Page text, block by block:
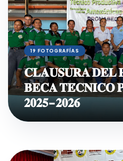
19 FOTOGRAFÍAS
𝐂𝐋𝐀𝐔𝐒𝐔𝐑𝐀 𝐃𝐄𝐋
𝐁𝐄𝐂𝐀 𝐓𝐄́𝐂𝐍𝐈𝐂𝐎
𝟐𝟎𝟐𝟓-𝟐𝟎𝟐𝟔